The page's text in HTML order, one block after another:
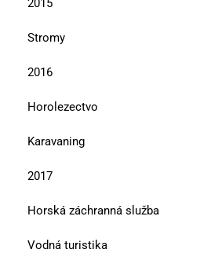
2015
Stromy
2016
Horolezectvo
Karavaning
2017
Horská záchranná služba
Vodná turistika